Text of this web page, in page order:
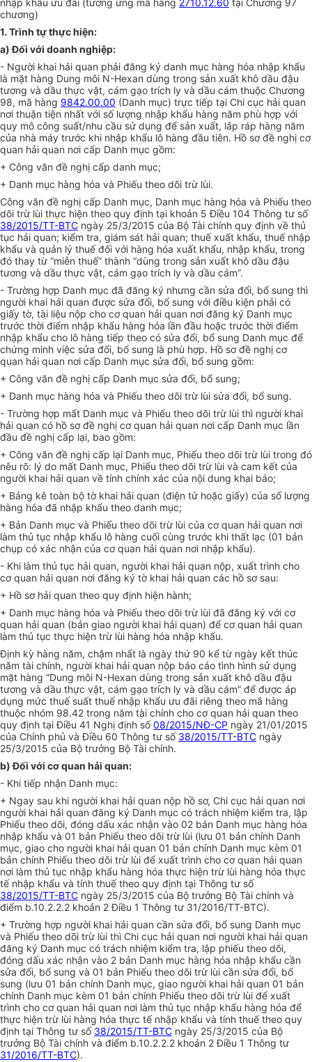
nhập khẩu ưu đãi (tương ứng mã hàng 2710.12.60 tại Chương 97
chương)
1. Trình tựthực hiện:
a) Đối với doanh nghiệp:
- Người khai hải quan phải đăng ký danh mục hàng hóa nhập khẩu
là mặt hàng Dung môi N-Hexan dùng trong sản xuất khô dầu đậu
tương và dầu thực vật, cám gạo trích ly và dầu cám thuộc Chương
98, mã hàng 9842.00.00 (Danh mục) trực tiếp tại Chi cục hải quan
nơi thuận tiện nhất với số lượng nhập khẩu hàng năm phù hợp với
quy mô công suất/nhu cầu sử dụng để sản xuất, lắp ráp hàng năm
của nhà máy trước khi nhập khẩu lô hàng đầu tiên. Hồ sơ đề nghị cơ
quan hải quan nơi cấp Danh mục gồm:
+ Công văn đề nghị cấp danh mục;
+ Danh mục hàng hóa và Phiếu theo dõi trừ lùi.
Công văn đề nghị cấp Danh mục, Danh mục hàng hóa và Phiếu theo
dõi trừ lùi thực hiện theo quy định tại khoản 5 Điều 104 Thông tư số
38/2015/TT-BTC ngày 25/3/2015 của Bộ Tài chính quy định về thủ
tục hải quan; kiểm tra, giám sát hải quan; thuế xuất khẩu, thuế nhập
khẩu và quản lý thuế đối với hàng hóa xuất khẩu, nhập khẩu, trong
đó thay từ “miễn thuế” thành “dùng trong sản xuất khô dầu đậu
tương và dầu thực vật, cám gạo trích ly và dầu cám”.
- Trường hợp Danh mục đã đăng ký nhưng cần sửa đổi, bổ sung thì
người khai hải quan được sửa đổi, bổ sung với điều kiện phải có
giấy tờ, tài liệu nộp cho cơ quan hải quan nơi đăng ký Danh mục
trước thời điểm nhập khẩu hàng hóa lần đầu hoặc trước thời điểm
nhập khẩu cho lô hàng tiếp theo có sửa đổi, bổ sung Danh mục để
chứng minh việc sửa đổi, bổ sung là phù hợp. Hồ sơ đề nghị cơ
quan hải quan nơi cấp Danh mục sửa đổi, bổ sung gồm:
+ Công văn đề nghị cấp Danh mục sửa đổi, bổ sung;
+ Danh mục hàng hóa và Phiếu theo dõi trừ lùi sửa đổi, bổ sung.
- Trường hợp mất Danh mục và Phiếu theo dõi trừ lùi thì người khai
hải quan có hồ sơ đề nghị cơquan hải quan nơi cấp Danh mục lần
đầu đề nghị cấp lại, bao gồm:
+ Công văn đề nghị cấp lại Danh mục, Phiếu theo dõi trừ lùi trong đó
nêu rõ: lý do mất Danh mục, Phiếu theo dõi trừ lùi và cam kết của
người khai hải quan về tính chính xác của nội dung khai báo;
+ Bảng kê toàn bộ tờ khai hải quan (điện tử hoặc giấy) của số lượng
hàng hóa đã nhập khẩu theo danh mục;
+ Bản Danh mục và Phiếu theo dõi trừ lùi của cơ quan hải quan nơi
làm thủ tục nhập khẩu lô hàng cuối cùng trước khi thất lạc (01 bản
chụp có xác nhận của cơ quan hải quan nơi nhập khẩu).
- Khi làm thủ tục hải quan, người khai hải quan nộp, xuất trình cho
cơ quan hải quan nơi đăng ký tờ khai hải quan các hồ sơ sau:
+ Hồ sơ hải quan theo quy định hiện hành;
+ Danh mục hàng hóa và Phiếu theo dõi trừ lùi đã đăng ký với cơ
quan hải quan (bản giao người khai hải quan) để cơ quan hải quan
làm thủ tục thực hiện trừ lùi hàng hóa nhập khẩu.
Định kỳ hàng năm, chậm nhất là ngày thứ 90 kể từ ngày kết thúc
năm tài chính, người khai hải quan nộp báo cáo tình hình sử dụng
mặt hàng “Dung môi N-Hexan dùng trong sản xuất khô dầu đậu
tương và dầu thực vật, cám gạo trích ly và dầu cám” để được áp
dụng mức thuế suất thuế nhập khẩu ưu đãi riêng theo mã hàng
thuộc nhóm 98.42 trong năm tài chính cho cơ quan hải quan theo
quy định tại Điều 41 Nghị định số08/2015/NĐ-CP ngày 21/01/2015
của Chính phủ và Điều 60 Thông tư số 38/2015/TT-BTC ngày
25/3/2015 của Bộ trưởng Bộ Tài chính.
b) Đối với cơ quan hải quan:
- Khi tiếp nhận Danh mục:
+ Ngay sau khi người khai hải quan nộp hồ sơ, Chi cục hải quan nơi
người khai hải quan đăng ký Danh mục có trách nhiệm kiểm tra, lập
Phiếu theo dõi, đóng dấu xác nhận vào 02 bản Danh mục hàng hóa
nhập khẩu và 01 bản Phiếu theo dõi trừ lùi (lưu 01 bản chính Danh
mục, giao cho người khai hải quan 01 bản chính Danh mục kèm 01
bản chính Phiếu theo dõi trừ lùi để xuất trình cho cơ quan hải quan
nơi làm thủ tục nhập khẩu hàng hóa thực hiện trừ lùi hàng hóa thực
tế nhập khẩu và tính thuế theo quy định tại Thông tư số
38/2015/TT-BTC ngày 25/3/2015 của Bộ trưởng Bộ Tài chính và
điểm b.10.2.2.2 khoản 2 Điều 1 Thông tư 31/2016/TT-BTC).
+ Trường hợp người khai hải quan cần sửa đổi, bổ sung Danh mục
và Phiếu theo dõi trừ lùi thì Chi cục hải quan nơi người khai hải quan
đăng ký Danh mục có trách nhiệm kiểm tra, lập phiếu theo dõi,
đóng dấu xác nhận vào 2 bản Danh mục hàng hóa nhập khẩu cần
sửa đổi, bổ sung và 01 bản Phiếu theo dõi trừ lùi cần sửa đổi, bổ
sung (lưu 01 bản chính Danh mục, giao người khai hải quan 01 bản
chính Danh mục kèm 01 bản chính Phiếu theo dõi trừ lùi để xuất
trình cho cơ quan hải quan nơi làm thủ tục nhập khẩu hàng hóa để
thực hiện trừ lùi hàng hóa thực tế nhập khẩu và tính thuế theo quy
định tại Thông tư số 38/2015/TT-BTC ngày 25/3/2015 của Bộ
trưởng Bộ Tài chính và điểm b.10.2.2.2 khoản 2 Điều 1 Thông tư
31/2016/TT-BTC).